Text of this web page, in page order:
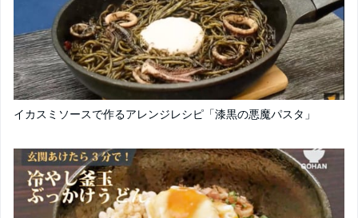
イカスミソースで作るアレンジレシピ「漆黒の悪魔パスタ」